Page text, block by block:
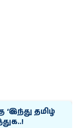
‘இந்து தமிழ்